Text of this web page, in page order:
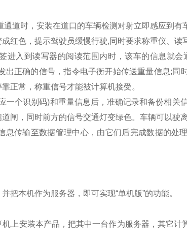
道时，安装在道口的车辆检测对射立即感应到有
红色，提示驾驶员缓慢行驶,同时要求称重仪、读
进入到读写器的阅读范围内时，该车的信息就
出正确的信号，指令电子衡开始传送重量信息;同
正常，称重信号才能被计算机接受。
一个识别码)和重量信息后，准确记录和备份相关
道闸，同时前方的信号交通灯变绿色。车辆可以驶
传输至数据管理中心，由它们后完成数据的处
把本机作为服务器，即可实现“单机版”的功能。
上安装本产品，把其中一台作为服务器，其它计